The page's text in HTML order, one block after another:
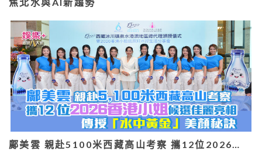
焦北水與AI新趨勢
鄺美雲 親赴5100米西藏高山考察 攜12位2026…